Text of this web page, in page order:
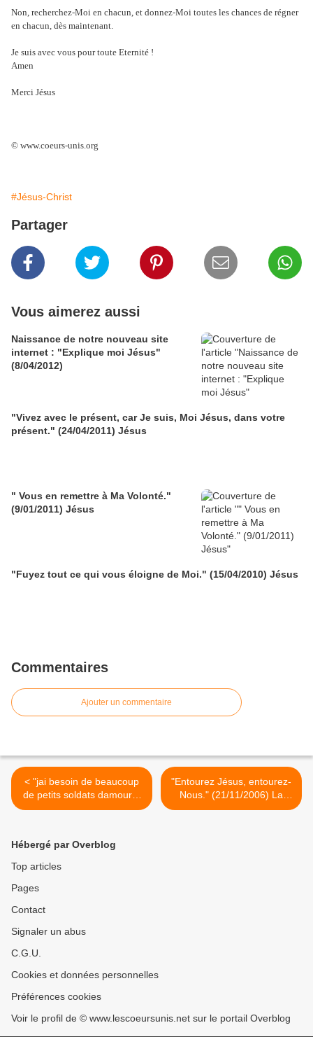
Non, recherchez-Moi en chacun, et donnez-Moi toutes les chances de régner
en chacun, dès maintenant.
Je suis avec vous pour toute Eternité !
Amen
Merci Jésus
© www.coeurs-unis.org
#Jésus-Christ
Partager
Vous aimerez aussi
Naissance de notre nouveau site
internet : "Explique moi Jésus"
(8/04/2012)
"Vivez avec le présent, car Je suis, Moi Jésus, dans votre
présent." (24/04/2011) Jésus
" Vous en remettre à Ma Volonté."
(9/01/2011) Jésus
"Fuyez tout ce qui vous éloigne de Moi." (15/04/2010) Jésus
Commentaires
Ajouter un commentaire
< "jai besoin de beaucoup
de petits soldats damour ."
(31/10/2006) La Vierge
"Entourez Jésus, entourez-
Nous." (21/11/2006) La
Vierge Marie >
Hébergé par Overblog
Top articles
Pages
Contact
Signaler un abus
C.G.U.
Cookies et données personnelles
Préférences cookies
Voir le profil de © www.lescoeursunis.net sur le portail Overblog